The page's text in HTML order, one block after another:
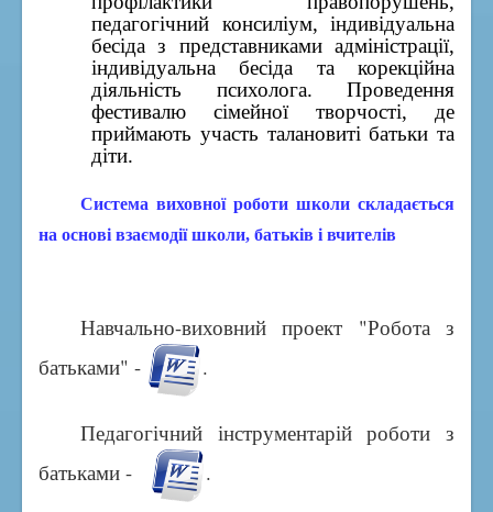
педагогічний консиліум, індивідуальна
бесіда з представниками адміністрації,
індивідуальна бесіда та корекційна
діяльність психолога. Проведення
фестивалю сімейної творчості, де
приймають участь талановиті батьки та
діти.
Система виховної роботи школи складається
на основі взаємодії школи, батьків і вчителів
Навчально-виховний проект "Робота з
батьками" -
.
Педагогічний інструментарій роботи з
батьками -
.